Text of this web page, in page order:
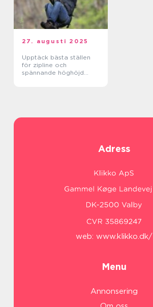
27. augusti 2025
Upptäck bästa ställen
för zipline och
spännande höghöjd
Adress
web: www.klikko.dk/
Menu
Annonsering